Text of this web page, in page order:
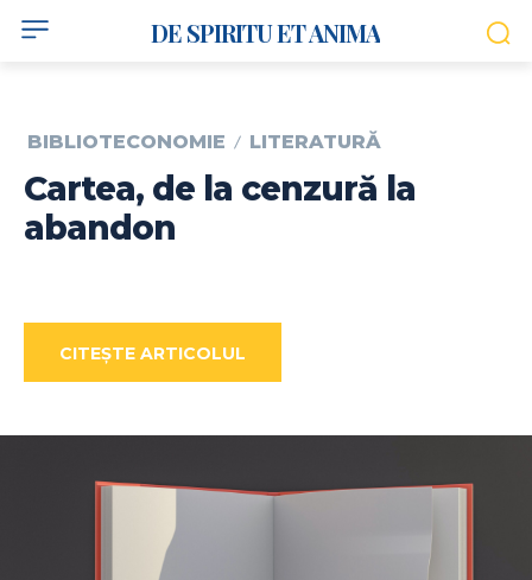
DE SPIRITU ET ANIMA
BIBLIOTECONOMIE LITERATURĂ
Cartea, de la cenzură la
abandon
CITEȘTE ARTICOLUL